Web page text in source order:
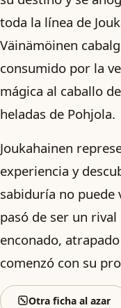
toda la línea de
Väinämöinen
consumido por la
mágica al caballo
heladas de Pohjola.
Joukahainen
experiencia y
sabiduría no puede
pasó de ser un
enconado,
comenzó con su
Otra ficha al azar